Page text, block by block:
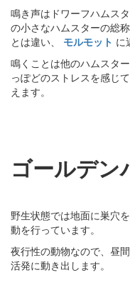
鳴き声はドワーフハムス
の小さなハムスターの総
とは違い、 モルモット に
鳴くことは他のハムスタ
っぽどのストレスを感じ
えます。
ゴールデン
野生状態では地面に巣穴
動を行っています。
夜行性の動物なので、昼
活発に動き出します。